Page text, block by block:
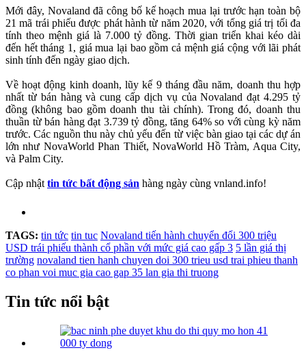
Mới đây, Novaland đã công bố kế hoạch mua lại trước hạn toàn bộ
21 mã trái phiếu được phát hành từ năm 2020, với tổng giá trị tối đa
tính theo mệnh giá là 7.000 tỷ đồng. Thời gian triển khai kéo dài
đến hết tháng 1, giá mua lại bao gồm cả mệnh giá cộng với lãi phát
sinh tính đến ngày giao dịch.
Về hoạt động kinh doanh, lũy kế 9 tháng đầu năm, doanh thu hợp
nhất từ bán hàng và cung cấp dịch vụ của Novaland đạt 4.295 tỷ
đồng (không bao gồm doanh thu tài chính). Trong đó, doanh thu
thuần từ bán hàng đạt 3.739 tỷ đồng, tăng 64% so với cùng kỳ năm
trước. Các nguồn thu này chủ yếu đến từ việc bàn giao tại các dự án
lớn như NovaWorld Phan Thiết, NovaWorld Hồ Tràm, Aqua City,
và Palm City.
Cập nhật tin tức bất động sản hàng ngày cùng vnland.info!
TAGS: tin tức tin tuc Novaland tiến hành chuyển đổi 300 triệu
USD trái phiếu thành cổ phần với mức giá cao gấp 3 5 lần giá thị
trường novaland tien hanh chuyen doi 300 trieu usd trai phieu thanh
co phan voi muc gia cao gap 35 lan gia thi truong
Tin tức nổi bật